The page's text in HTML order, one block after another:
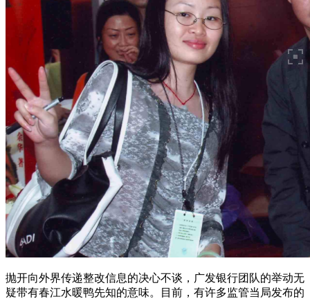
抛开向外界传递整改信息的决心不谈，广发银行团队的举动无
疑带有春江水暖鸭先知的意味。目前，有许多监管当局发布的